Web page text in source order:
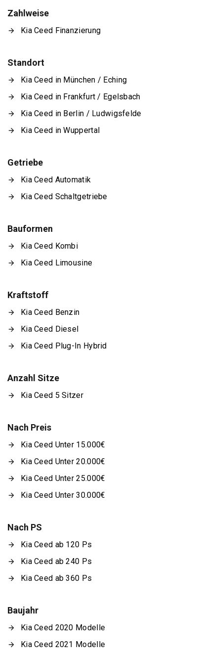
Zahlweise
Kia Ceed Finanzierung
Standort
Kia Ceed in München / Eching
Kia Ceed in Frankfurt / Egelsbach
Kia Ceed in Berlin / Ludwigsfelde
Kia Ceed in Wuppertal
Getriebe
Kia Ceed Automatik
Kia Ceed Schaltgetriebe
Bauformen
Kia Ceed Kombi
Kia Ceed Limousine
Kraftstoff
Kia Ceed Benzin
Kia Ceed Diesel
Kia Ceed Plug-In Hybrid
Anzahl Sitze
Kia Ceed 5 Sitzer
Nach Preis
Kia Ceed Unter 15.000€
Kia Ceed Unter 20.000€
Kia Ceed Unter 25.000€
Kia Ceed Unter 30.000€
Nach PS
Kia Ceed ab 120 Ps
Kia Ceed ab 240 Ps
Kia Ceed ab 360 Ps
Baujahr
Kia Ceed 2020 Modelle
Kia Ceed 2021 Modelle